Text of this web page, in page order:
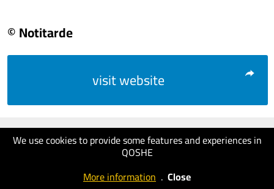
We use cookies to provide some features and experiences in
QOSHE
More information . Close
© Notitarde
visit website